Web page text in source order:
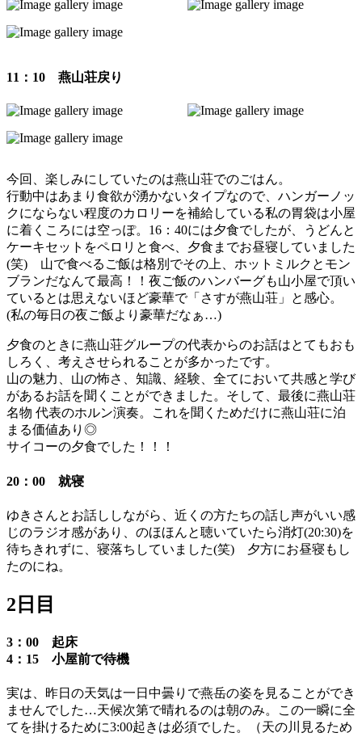
11：10 燕山荘戻り
今回、楽しみにしていたのは燕山荘でのごはん。
行動中はあまり食欲が湧かないタイプなので、ハンガーノッ
クにならない程度のカロリーを補給している私の胃袋は小屋
に着くころには空っぽ。16：40には夕食でしたが、うどんと
ケーキセットをペロリと食べ、夕食までお昼寝していました
(笑) 山で食べるご飯は格別でその上、ホットミルクとモン
ブランだなんて最高！！夜ご飯のハンバーグも山小屋で頂い
ているとは思えないほど豪華で「さすが燕山荘」と感心。
(私の毎日の夜ご飯より豪華だなぁ…)
夕食のときに燕山荘グループの代表からのお話はとてもおも
しろく、考えさせられることが多かったです。
山の魅力、山の怖さ、知識、経験、全てにおいて共感と学び
があるお話を聞くことができました。そして、最後に燕山荘
名物 代表のホルン演奏。これを聞くためだけに燕山荘に泊
まる価値あり◎
サイコーの夕食でした！！！
20：00 就寝
ゆきさんとお話ししながら、近くの方たちの話し声がいい感
じのラジオ感があり、のほほんと聴いていたら消灯(20:30)を
待ちきれずに、寝落ちしていました(笑) 夕方にお昼寝もし
たのにね。
2日目
3：00 起床
4：15 小屋前で待機
実は、昨日の天気は一日中曇りで燕岳の姿を見ることができ
ませんでした…天候次第で晴れるのは朝のみ。この一瞬に全
てを掛けるために3:00起きは必須でした。（天の川見るため